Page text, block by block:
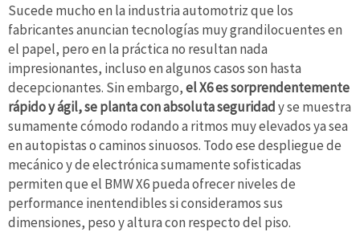
Sucede mucho en la industria automotriz que los
fabricantes anuncian tecnologías muy grandilocuentes en
el papel, pero en la práctica no resultan nada
impresionantes, incluso en algunos casos son hasta
decepcionantes. Sin embargo,el X6 es sorprendentemente
rápido y ágil, se planta con absoluta seguridady se muestra
sumamente cómodo rodando a ritmos muy elevados ya sea
en autopistas o caminos sinuosos. Todo ese despliegue de
mecánico y de electrónica sumamente sofisticadas
permiten que el BMW X6 pueda ofrecer niveles de
performance inentendibles si consideramos sus
dimensiones, peso y altura con respecto del piso.